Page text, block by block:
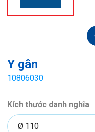
Y gân
10806030
Kích thước danh nghĩa